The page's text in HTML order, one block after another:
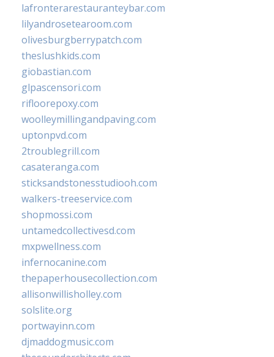
lafronterarestauranteybar.com
lilyandrosetearoom.com
olivesburgberrypatch.com
theslushkids.com
giobastian.com
glpascensori.com
rifloorepoxy.com
woolleymillingandpaving.com
uptonpvd.com
2troublegrill.com
casateranga.com
sticksandstonesstudiooh.com
walkers-treeservice.com
shopmossi.com
untamedcollectivesd.com
mxpwellness.com
infernocanine.com
thepaperhousecollection.com
allisonwillisholley.com
solslite.org
portwayinn.com
djmaddogmusic.com